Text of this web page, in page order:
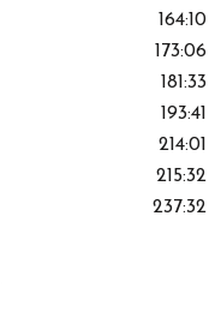
164:10
173:06
181:33
193:41
214:01
215:32
237:32